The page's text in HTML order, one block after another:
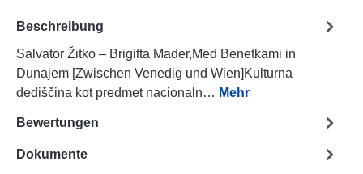
Beschreibung
Salvator Žitko – Brigitta Mader,Med Benetkami in
Dunajem [Zwischen Venedig und Wien]Kulturna
dediščina kot predmet nacionaln… Mehr
Bewertungen
Dokumente